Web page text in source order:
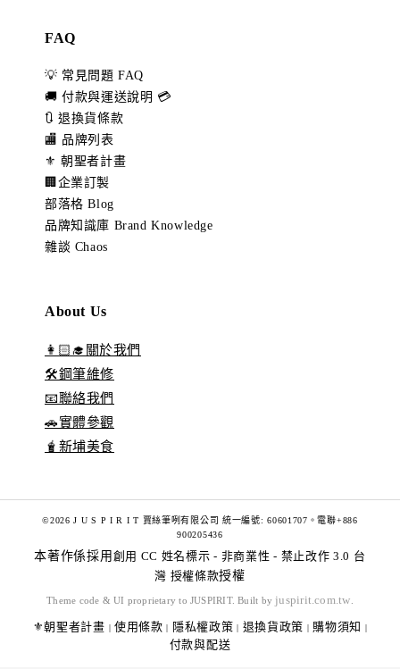
FAQ
💡 常見問題 FAQ
🚚 付款與運送說明 💳
🔃 退換貨條款
🏬 品牌列表
⚜️ 朝聖者計畫
🏢企業訂製
部落格 Blog
品牌知識庫 Brand Knowledge
雜談 Chaos
About Us
👩🏻‍🎓關於我們
🛠️鋼筆維修
📧聯絡我們
🚗實體參觀
🧋新埔美食
©2026 J U S P I R I T 賈絲筆咧有限公司 統一編號: 60601707。電聯+886
900205436
本著作係採用 創用 CC 姓名標示 - 非商業性 - 禁止改作 3.0 台
灣 授權條款授權
Theme code & UI proprietary to JUSPIRIT. Built by juspirit.com.tw
⚜️朝聖者計畫 | 使用條款 | 隱私權政策 | 退換貨政策 | 購物須知 |
付款與配送